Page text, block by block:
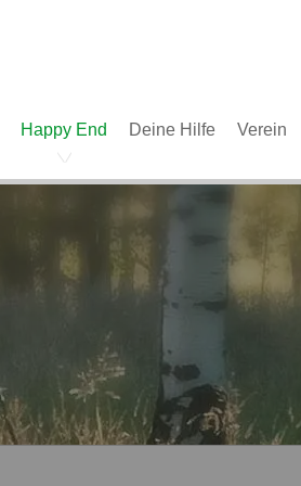
Happy End Deine Hilfe Verein